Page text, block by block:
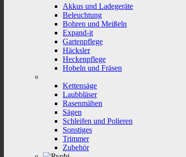
Akkus und Ladegeräte
Beleuchtung
Bohren und Meißeln
Expand-it
Gartenpflege
Häcksler
Heckenpflege
Hobeln und Fräsen
Kettensäge
Laubbläser
Rasenmähen
Sägen
Schleifen und Polieren
Sonstiges
Trimmer
Zubehör